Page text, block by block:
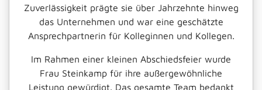
Zuverlässigkeit prägte sie über Jahrzehnte hinweg
das Unternehmen und war eine geschätzte
Ansprechpartnerin für Kolleginnen und Kollegen.
Im Rahmen einer kleinen Abschiedsfeier wurde
Frau Steinkamp für ihre außergewöhnliche
Leistung gewürdigt. Das gesamte Team bedankt